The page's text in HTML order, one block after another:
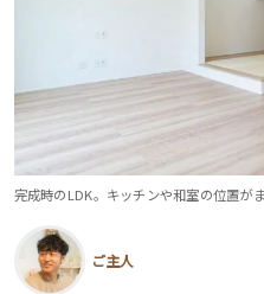
完成時のLDK。キッチンや和室の位置が
ご主人